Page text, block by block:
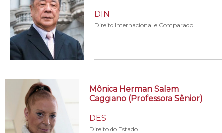
DIN
Direito Internacional e Comparado
Mônica Herman Salem
Caggiano (Professora Sênior)
DES
Direito do Estado